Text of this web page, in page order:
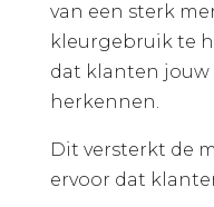
van een sterk
kleurgebruik te
dat klanten
herkennen.
Dit versterkt de
ervoor dat